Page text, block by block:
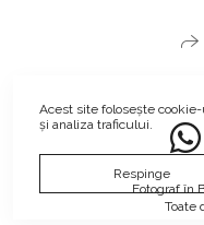
Fotograf în
Toate
Acest site folosește
și analiza traficului.
Respinge